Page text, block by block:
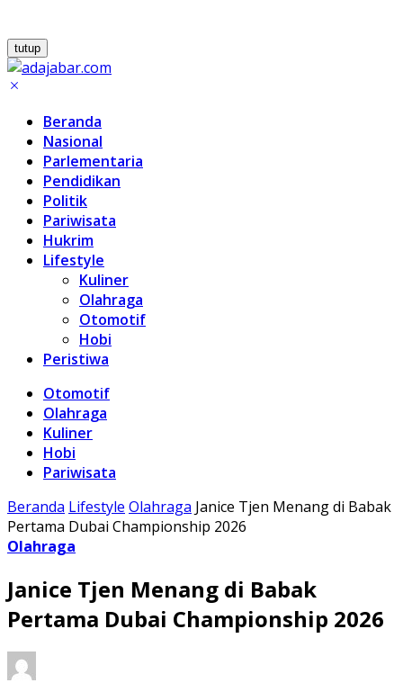
tutup
Beranda
Nasional
Parlementaria
Pendidikan
Politik
Pariwisata
Hukrim
Lifestyle
Kuliner
Olahraga
Otomotif
Hobi
Peristiwa
Otomotif
Olahraga
Kuliner
Hobi
Pariwisata
Beranda Lifestyle Olahraga Janice Tjen Menang di Babak
Pertama Dubai Championship 2026
Olahraga
Janice Tjen Menang di Babak
Pertama Dubai Championship 2026